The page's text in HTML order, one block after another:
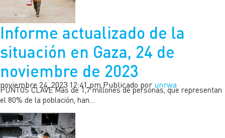
Informe actualizado de la
situación en Gaza, 24 de
noviembre de 2023
noviembre 24, 2023 12:41 pm Publicado por unrwa
PUNTOS CLAVE Más de 1,7 millones de personas, que representan
el 80% de la población, han…